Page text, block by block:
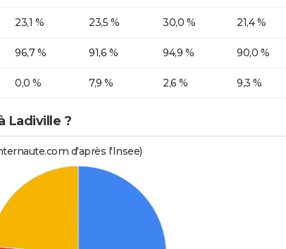
23,1 % 23,5 % 30,0 % 21,4 %
96,7 % 91,6 % 94,9 % 90,0 %
0,0 % 7,9 % 2,6 % 9,3 %
Ladiville ?
d'après l'Insee)